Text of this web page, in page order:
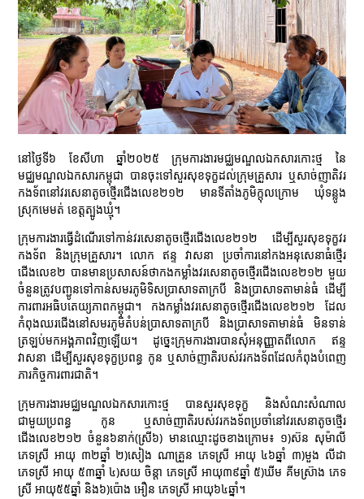
នៅថ្ងៃទី៦ ខែសីហា ឆ្នាំ២០២៥ ក្រុមការងារមជ្ឈមណ្ឌលឯកសារកោះថ្ម នៃ
មជ្ឈមណ្ឌលឯកសារកម្ពុជា បានចុះទៅសួរសុខទុក្ខដល់ក្រុមគ្រួសារ ឬសាច់ញាតិវរ
កងទ័ពនៅវរសេនាតូចថ្មើរជើងលេខ២១២ មានទីតាំងភូមិក្តុលក្រោម ឃុំទន្លូង
ស្រុកមេមត់ ខេត្តត្បូងឃ្មុំ។
ក្រុមការងារធ្វើដំណើរទៅកាន់វរសេនាតូចថ្មើរជើងលេខ២១២ ដើម្បីសួរសុខទុក្ខវរ
កងទ័ព និងក្រុមគ្រួសារ។ លោក ឥន្ទ វាសនា ប្រចាំការនៅកងអនុសេនាធំថ្មើរ
ជើងលេខ២ បានមានប្រសាសន៍ថាកងកម្លាំងវរសេនាតូចថ្មើរជើងលេខ២១២ មួយ
ចំនួនត្រូវបញ្ជូនទៅកាន់សមរភូមិទិសប្រាសាទតាក្របី និងប្រាសាទតាមាន់ធំ ដើម្បី
ការពារអធិបតេយ្យភាពកម្ពុជា។ កងកម្លាំងវរសេនាតូចថ្មើរជើងលេខ២១២ ដែល
កំពុងឈរជើងនៅសមរភូមិតំបន់ប្រាសាទតាក្របី និងប្រាសាទតាមាន់ធំ មិនទាន់
ត្រឡប់មកអង្គភាពវិញឡើយ។ ដូច្នេះក្រុមការងារបានសុំអនុញ្ញាតពីលោក ឥន្ទ
វាសនា ដើម្បីសួរសុខទុក្ខប្រពន្ធ កូន ឬសាច់ញាតិរបស់វរកងទ័ពដែលកំពុងបំពេញ
ភារកិច្ចការពារជាតិ។
ក្រុមការងារមជ្ឈមណ្ឌលឯកសារកោះថ្ម បានសួរសុខទុក្ខ និងសំណះសំណាល
ជាមួយប្រពន្ធ កូន ឬសាច់ញាតិរបស់វរកងទ័ពប្រចាំនៅវរសេនាតូចថ្មើរ
ជើងលេខ២១២ ចំនួន៦នាក់(ស្រី៦) មានឈ្មោះដូចខាងក្រោម៖ ១)ស៊ន សុម៉ាលី
ភេទស្រី អាយុ ៣២ឆ្នាំ ២)សៀង ណាគ្រួន ភេទស្រី អាយុ ៤៦ឆ្នាំ ៣)មួង លីដា
ភេទស្រី អាយុ ៥៣ឆ្នាំ ៤)សយ ចិន្តា ភេទស្រី អាយុ៣៩ឆ្នាំ ៥)ឃីម គីមស្រ៊ាង ភេទ
ស្រី អាយុ៥៥ឆ្នាំ និង៦)ប៉ោង អឿន ភេទស្រី អាយុ៦៤ឆ្នាំ។